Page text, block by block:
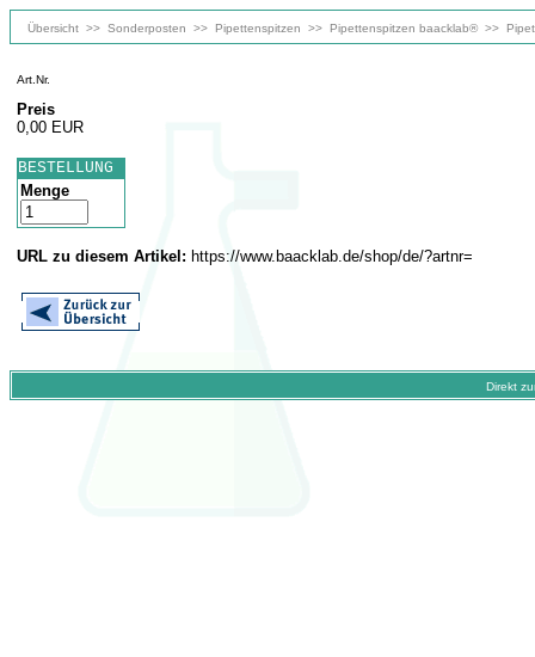
Übersicht >> Sonderposten >> Pipettenspitzen >> Pipettenspitzen baacklab® >>
Art.Nr.
Preis
0,00 EUR
BESTELLUNG
Menge
URL zu diesem Artikel: https://www.baacklab.de/shop/de/?artnr=
Direkt